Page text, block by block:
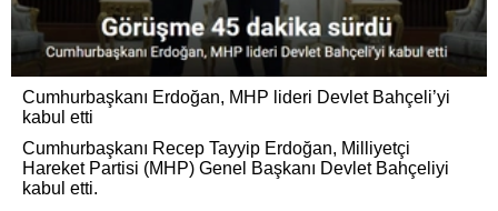
Cumhurbaşkanı Erdoğan, MHP lideri Devlet Bahçeli’yi
kabul etti
Cumhurbaşkanı Recep Tayyip Erdoğan, Milliyetçi
Hareket Partisi (MHP) Genel Başkanı Devlet Bahçeliyi
kabul etti.